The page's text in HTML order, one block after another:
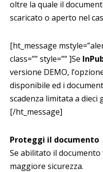
oltre la quale il
scaricato o aperto nel
[ht_message
class=”” style=”” ]Se
versione DEMO,
disponibile ed i
scadenza limitata a dieci
[/ht_message]
Proteggi il documento
Se abilitato il
maggiore sicurezza.